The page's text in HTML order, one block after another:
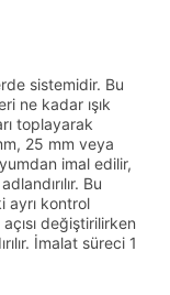
sistemidir. Bu
ne kadar ışık
toplayarak
25 mm veya
imal edilir,
Bu
ayrı kontrol
değiştirilirken
İmalat süreci 1